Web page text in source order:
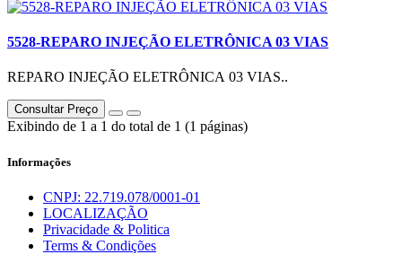
5528-REPARO INJEÇÃO ELETRÔNICA 03 VIAS
REPARO INJEÇÃO ELETRÔNICA 03 VIAS..
Consultar Preço
Exibindo de 1 a 1 do total de 1 (1 páginas)
Informações
CNPJ: 22.719.078/0001-01
LOCALIZAÇÃO
Privacidade & Politica
Terms & Condições